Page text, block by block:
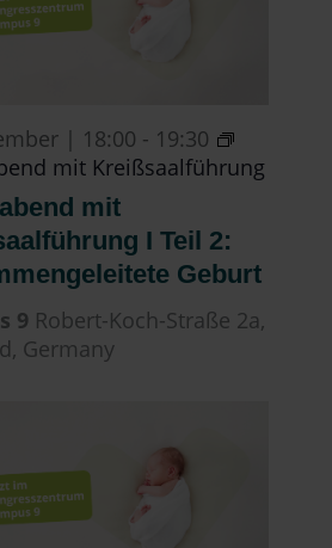
mit
I Teil 2:
Geburt
| 18:00 - 19:30
mit Kreißsaalführung
9 Robert-Koch-Straße 2a,
Germany